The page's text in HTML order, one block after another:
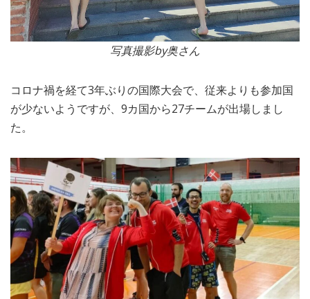
写真撮影by奥さん
コロナ禍を経て3年ぶりの国際大会で、従来よりも参加国
が少ないようですが、9カ国から27チームが出場しまし
た。